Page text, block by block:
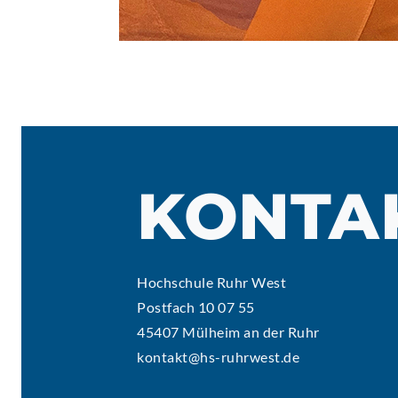
Hochschule Ruhr West
Postfach 10 07 55
45407 Mülheim an der Ruhr
kontakt@hs-ruhrwest.de